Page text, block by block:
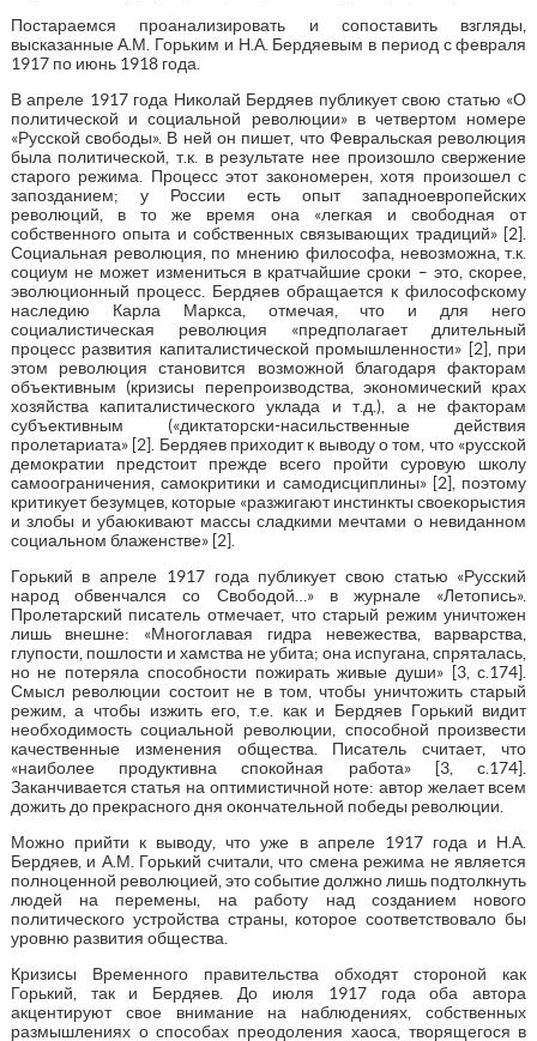
Постараемся проанализировать и сопоставить взгляды,
высказанные А.М. Горьким и Н.А. Бердяевым в период с февраля
1917 по июнь 1918 года.
В апреле 1917 года Николай Бердяев публикует свою статью «О
политической и социальной революции» в четвертом номере
«Русской свободы». В ней он пишет, что Февральская революция
была политической, т.к. в результате нее произошло свержение
старого режима. Процесс этот закономерен, хотя произошел с
запозданием; у России есть опыт западноевропейских
революций, в то же время она «легкая и свободная от
собственного опыта и собственных связывающих традиций» [2].
Социальная революция, по мнению философа, невозможна, т.к.
социум не может измениться в кратчайшие сроки – это, скорее,
эволюционный процесс. Бердяев обращается к философскому
наследию Карла Маркса, отмечая, что и для него
социалистическая революция «предполагает длительный
процесс развития капиталистической промышленности» [2], при
этом революция становится возможной благодаря факторам
объективным (кризисы перепроизводства, экономический крах
хозяйства капиталистического уклада и т.д.), а не факторам
субъективным («диктаторски-насильственные действия
пролетариата» [2]. Бердяев приходит к выводу о том, что «русской
демократии предстоит прежде всего пройти суровую школу
самоограничения, самокритики и самодисциплины» [2], поэтому
критикует безумцев, которые «разжигают инстинкты своекорыстия
и злобы и убаюкивают массы сладкими мечтами о невиданном
социальном блаженстве» [2].
Горький в апреле 1917 года публикует свою статью «Русский
народ обвенчался со Свободой…» в журнале «Летопись».
Пролетарский писатель отмечает, что старый режим уничтожен
лишь внешне: «Многоглавая гидра невежества, варварства,
глупости, пошлости и хамства не убита; она испугана, спряталась,
но не потеряла способности пожирать живые души» [3, с.174].
Смысл революции состоит не в том, чтобы уничтожить старый
режим, а чтобы изжить его, т.е. как и Бердяев Горький видит
необходимость социальной революции, способной произвести
качественные изменения общества. Писатель считает, что
«наиболее продуктивна спокойная работа» [3, с.174].
Заканчивается статья на оптимистичной ноте: автор желает всем
дожить до прекрасного дня окончательной победы революции.
Можно прийти к выводу, что уже в апреле 1917 года и Н.А.
Бердяев, и А.М. Горький считали, что смена режима не является
полноценной революцией, это событие должно лишь подтолкнуть
людей на перемены, на работу над созданием нового
политического устройства страны, которое соответствовало бы
уровню развития общества.
Кризисы Временного правительства обходят стороной как
Горький, так и Бердяев. До июля 1917 года оба автора
акцентируют свое внимание на наблюдениях, собственных
размышлениях о способах преодоления хаоса, творящегося в